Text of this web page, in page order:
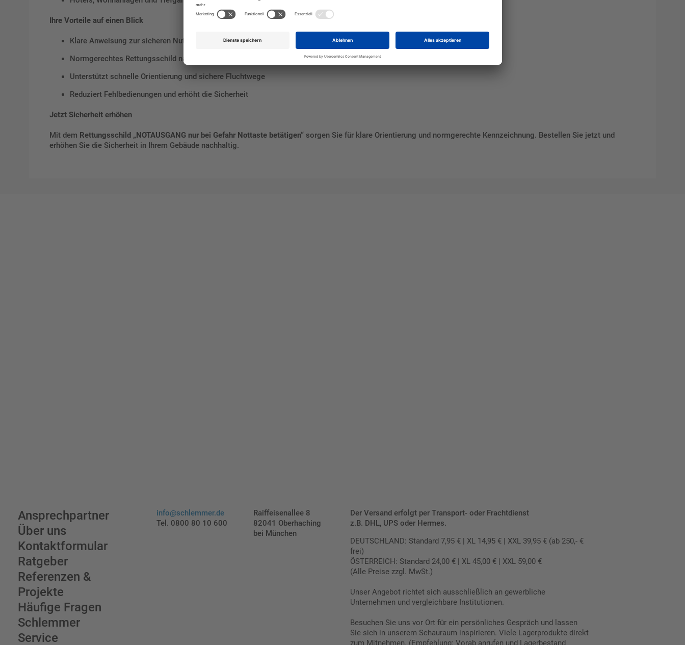
Ihre Vorteile auf einen Blick
Klare Anweisung zur sicheren Nutzung der Nottaste
Normgerechtes Rettungsschild nach DIN ISO EN
Unterstützt schnelle Orientierung und sichere Fluchtwege
Reduziert Fehlbedienungen und erhöht die Sicherheit
Jetzt Sicherheit erhöhen
Mit dem Rettungsschild „NOTAUSGANG nur bei Gefahr Nottaste betätigen“ sorgen Sie für klare Orientierung und normgerechte Kennzeichnung. Bestellen Sie jetzt und
erhöhen Sie die Sicherheit in Ihrem Gebäude nachhaltig.
Ansprechpartner
Über uns
Kontaktformular
Ratgeber
Referenzen &
Projekte
Häufige Fragen
Schlemmer
Service
info@schlemmer.de
Tel. 0800 80 10 600
Raiffeisenallee 8
82041 Oberhaching
bei München
Der Versand erfolgt per Transport- oder Frachtdienst
z.B. DHL, UPS oder Hermes.
DEUTSCHLAND: Standard 7,95 € | XL 14,95 € | XXL 39,95 € (ab 250,- €
frei)
ÖSTERREICH: Standard 24,00 € | XL 45,00 € | XXL 59,00 €
(Alle Preise zzgl. MwSt.)
Unser Angebot richtet sich ausschließlich an gewerbliche
Unternehmen und vergleichbare Institutionen.
Besuchen Sie uns vor Ort für ein persönliches Gespräch und lassen
Sie sich in unserem Schauraum inspirieren. Viele Lagerprodukte direkt
zum Mitnehmen. (Empfehlung: Vorab anrufen und Lagerbestand